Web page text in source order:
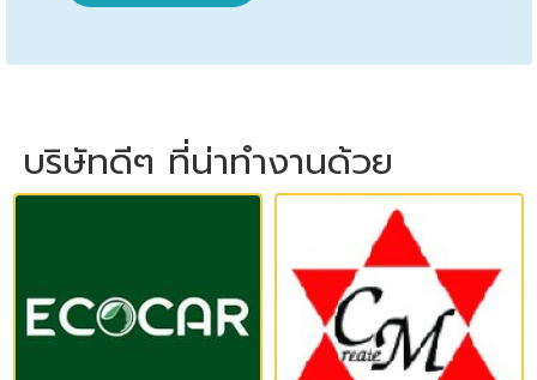
บริษัทดีๆ ที่น่าทำงานด้วย